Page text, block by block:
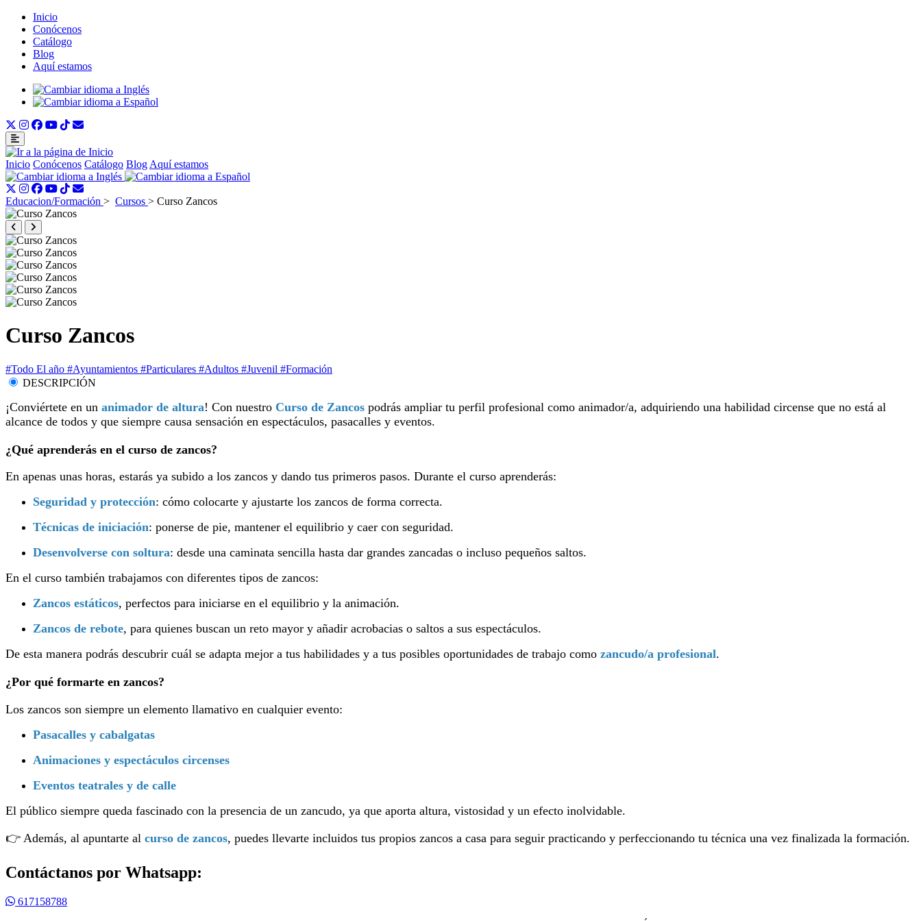
Inicio
Conócenos
Catálogo
Blog
Aquí estamos
Inicio Conócenos Catálogo Blog Aquí estamos
Educacion/Formación > Cursos > Curso Zancos
Curso Zancos
#Todo El año #Ayuntamientos #Particulares #Adultos #Juvenil #Formación
DESCRIPCIÓN
¡Conviértete en un animador de altura! Con nuestro Curso de Zancos podrás ampliar tu perfil profesional como animador/a, adquiriendo una habilidad circense que no está al
alcance de todos y que siempre causa sensación en espectáculos, pasacalles y eventos.
¿Qué aprenderás en el curso de zancos?
En apenas unas horas, estarás ya subido a los zancos y dando tus primeros pasos. Durante el curso aprenderás:
Seguridad y protección: cómo colocarte y ajustarte los zancos de forma correcta.
Técnicas de iniciación: ponerse de pie, mantener el equilibrio y caer con seguridad.
Desenvolverse con soltura: desde una caminata sencilla hasta dar grandes zancadas o incluso pequeños saltos.
En el curso también trabajamos con diferentes tipos de zancos:
Zancos estáticos, perfectos para iniciarse en el equilibrio y la animación.
Zancos de rebote, para quienes buscan un reto mayor y añadir acrobacias o saltos a sus espectáculos.
De esta manera podrás descubrir cuál se adapta mejor a tus habilidades y a tus posibles oportunidades de trabajo como zancudo/a profesional.
¿Por qué formarte en zancos?
Los zancos son siempre un elemento llamativo en cualquier evento:
Pasacalles y cabalgatas
Animaciones y espectáculos circenses
Eventos teatrales y de calle
El público siempre queda fascinado con la presencia de un zancudo, ya que aporta altura, vistosidad y un efecto inolvidable.
👉 Además, al apuntarte al curso de zancos, puedes llevarte incluidos tus propios zancos a casa para seguir practicando y perfeccionando tu técnica una vez finalizada la formación.
Contáctanos por Whatsapp:
617158788